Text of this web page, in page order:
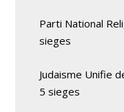
Parti National
sieges
Judaisme Unifie
5 sieges